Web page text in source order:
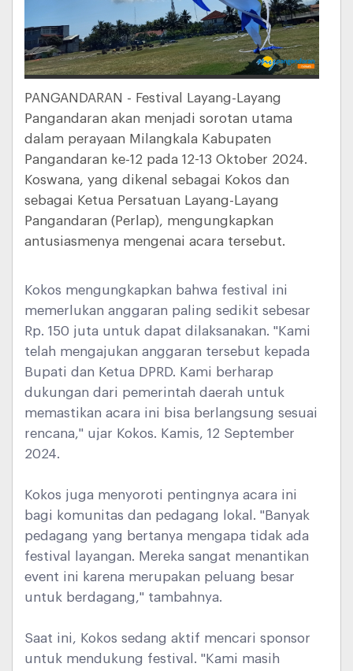
PANGANDARAN - Festival Layang-Layang
Pangandaran akan menjadi sorotan utama
dalam perayaan Milangkala Kabupaten
Pangandaran ke-12 pada 12-13 Oktober 2024.
Koswana, yang dikenal sebagai Kokos dan
sebagai Ketua Persatuan Layang-Layang
Pangandaran (Perlap), mengungkapkan
antusiasmenya mengenai acara tersebut.
Kokos mengungkapkan bahwa festival ini
memerlukan anggaran paling sedikit sebesar
Rp. 150 juta untuk dapat dilaksanakan. "Kami
telah mengajukan anggaran tersebut kepada
Bupati dan Ketua DPRD. Kami berharap
dukungan dari pemerintah daerah untuk
memastikan acara ini bisa berlangsung sesuai
rencana," ujar Kokos. Kamis, 12 September
2024.
Kokos juga menyoroti pentingnya acara ini
bagi komunitas dan pedagang lokal. "Banyak
pedagang yang bertanya mengapa tidak ada
festival layangan. Mereka sangat menantikan
event ini karena merupakan peluang besar
untuk berdagang," tambahnya.
Saat ini, Kokos sedang aktif mencari sponsor
untuk mendukung festival. "Kami masih